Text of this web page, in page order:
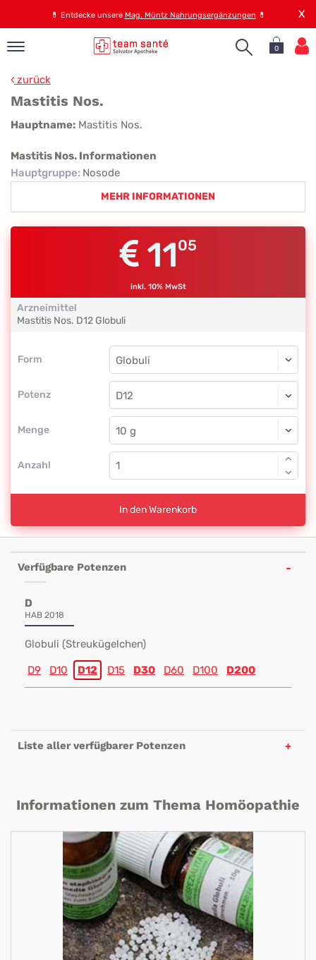
💊 Entdecke unsere Mag. Müntz Nahrungsergänzungen 💊 X
0
zurück
Mastitis Nos.
Mastitis
Nos.
Hauptname: Mastitis Nos.
Mastitis Nos. Informationen
Hauptgruppe: Nosode
MEHR INFORMATIONEN
1105
inkl. 10% MwSt
Arzneimittel
Mastitis Nos. D12 Globuli
Form
Form
Potenz
Globuli
D12
Menge
Globuli
Anzahl
In den Warenkorb
Verfügbare Potenzen
D
HAB 2018
Globuli (Streukügelchen)
D9 D10 D12 D15 D30 D60 D100 D200
Liste aller verfügbarer Potenzen
Informationen zum Thema Homöopathie